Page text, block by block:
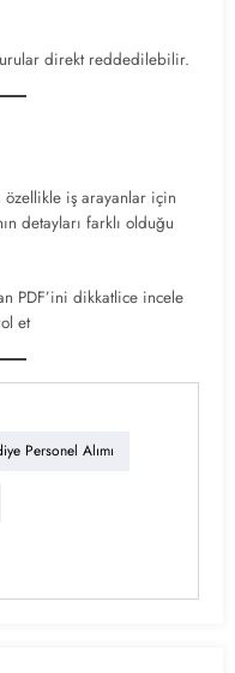
direkt reddedilebilir.
özellikle iş arayanlar için
detayları farklı olduğu
PDF’ini dikkatlice incele
et
Personel Alımı